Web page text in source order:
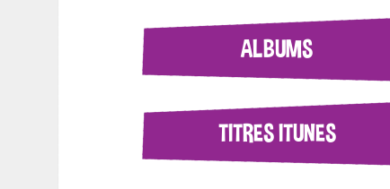
ALBUMS
TITRES ITUNES